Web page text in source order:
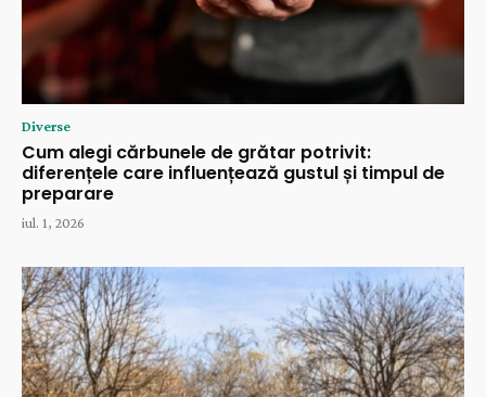
Diverse
Cum alegi cărbunele de grătar potrivit:
diferențele care influențează gustul și timpul de
preparare
iul. 1, 2026